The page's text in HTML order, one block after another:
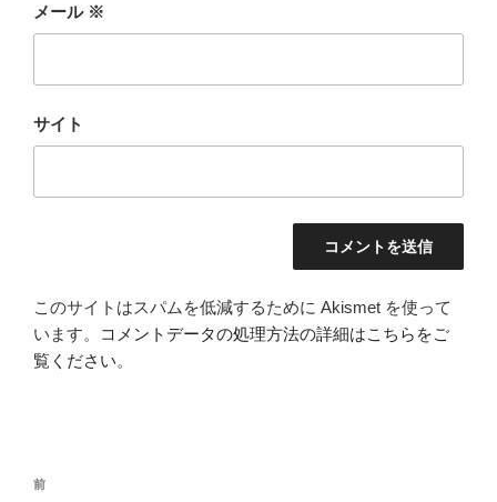
メール ※
サイト
このサイトはスパムを低減するために Akismet を使って
います。
コメントデータの処理方法の詳細はこちらをご
覧ください。
投
前
前